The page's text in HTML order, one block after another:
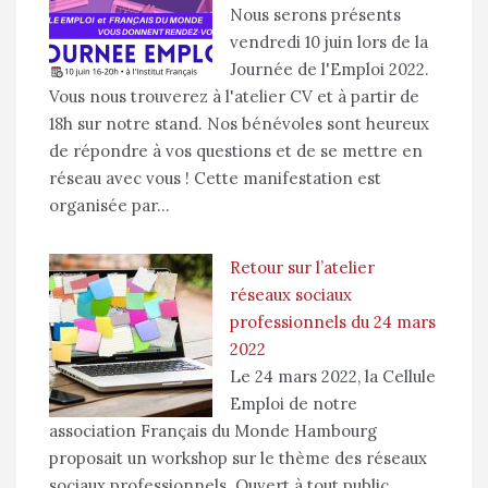
Nous serons présents
vendredi 10 juin lors de la
Journée de l'Emploi 2022.
Vous nous trouverez à l'atelier CV et à partir de
18h sur notre stand. Nos bénévoles sont heureux
de répondre à vos questions et de se mettre en
réseau avec vous ! Cette manifestation est
organisée par…
Retour sur l’atelier
réseaux sociaux
professionnels du 24 mars
2022
Le 24 mars 2022, la Cellule
Emploi de notre
association Français du Monde Hambourg
proposait un workshop sur le thème des réseaux